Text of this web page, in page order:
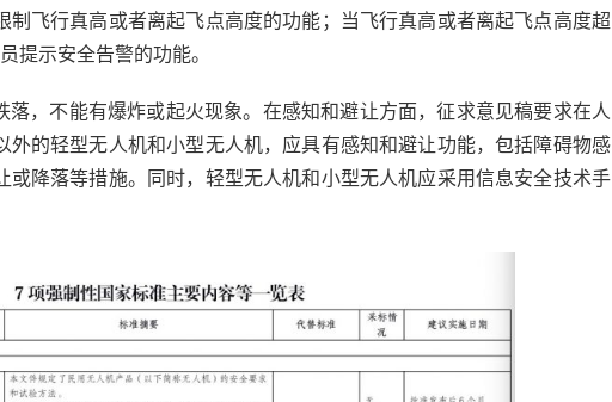
制飞行真高或者离起飞点高度的功能；当飞行真高或者离起飞点高度超
提示安全告警的功能。
，不能有爆炸或起火现象。在感知和避让方面，征求意见稿要求在人
外的轻型无人机和小型无人机，应具有感知和避让功能，包括障碍物感
或降落等措施。同时，轻型无人机和小型无人机应采用信息安全技术手